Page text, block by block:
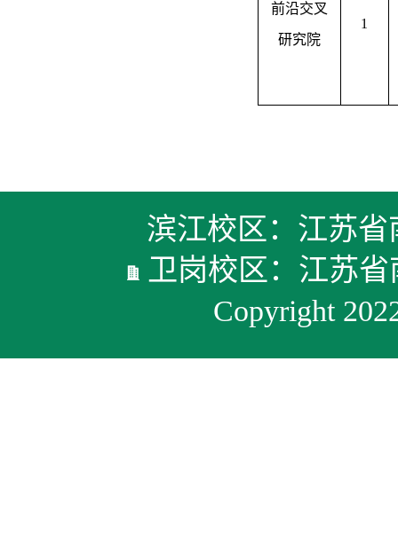
前沿交叉
研究院
1
滨江校区：江苏
卫岗校区：江
Copyright